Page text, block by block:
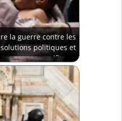
la guerre contre les
politiques et
pacifiques